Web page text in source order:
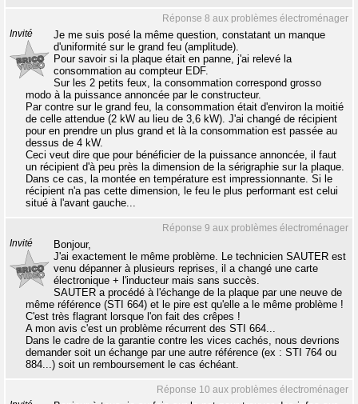
Réponse 8 aux problèmes électroménager
Invité
Je me suis posé la même question, constatant un manque
d'uniformité sur le grand feu (amplitude).
Pour savoir si la plaque était en panne, j'ai relevé la
consommation au compteur EDF.
Sur les 2 petits feux, la consommation correspond grosso
modo à la puissance annoncée par le constructeur.
Par contre sur le grand feu, la consommation était d'environ la moitié
de celle attendue (2 kW au lieu de 3,6 kW). J'ai changé de récipient
pour en prendre un plus grand et là la consommation est passée au
dessus de 4 kW.
Ceci veut dire que pour bénéficier de la puissance annoncée, il faut
un récipient d'à peu près la dimension de la sérigraphie sur la plaque.
Dans ce cas, la montée en température est impressionnante. Si le
récipient n'a pas cette dimension, le feu le plus performant est celui
situé à l'avant gauche...
Réponse 9 aux problèmes électroménager
Invité
Bonjour,
J'ai exactement le même problème. Le technicien SAUTER est
venu dépanner à plusieurs reprises, il a changé une carte
électronique + l'inducteur mais sans succès.
SAUTER a procédé à l'échange de la plaque par une neuve de
même référence (STI 664) et le pire est qu'elle a le même problème !
C'est très flagrant lorsque l'on fait des crêpes !
A mon avis c'est un problème récurrent des STI 664...
Dans le cadre de la garantie contre les vices cachés, nous devrions
demander soit un échange par une autre référence (ex : STI 764 ou
884...) soit un remboursement le cas échéant.
Réponse 10 aux problèmes électroménager